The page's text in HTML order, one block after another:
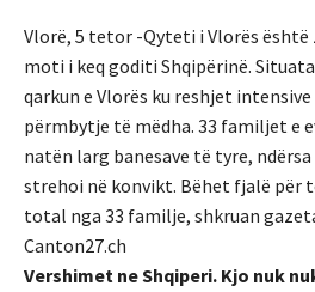
Vlorë, 5 tetor -Qyteti i Vlorës është
moti i keq goditi Shqipërinë.
qarkun e Vlorës ku reshjet
përmbytje të mëdha. 33 familjet e
natën larg banesave të tyre, ndërsa
strehoi në konvikt. Bëhet fjalë për
total nga 33 familje, shkruan
Canton27.ch
Vershimet ne Shqiperi. Kjo nuk